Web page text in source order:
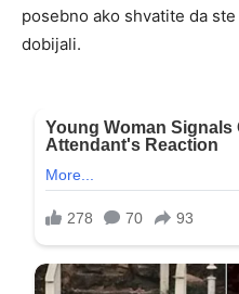
posebno ako shvatite da
dobijali.